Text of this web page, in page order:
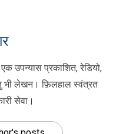
उपन्यास प्रकाशित, रेडियो,
भी लेखन। फ़िलहाल स्वंत्रत
सेवा।